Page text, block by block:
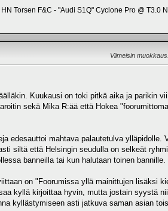
Torsen F&C - "Audi S1Q" Cyclone Pro @ T3.0
Viimeisin muokkaus
Kuukausi on toki pitkä aika ja parikin
sekä Mika R:ää että Hokea
edesauttoi mahtava palautetulva ylläpidolle.
siltä että Helsingin seudulla on selkeät
banneilla tai kun halutaan toinen bannille.
on "Foorumissa yllä mainittujen lisäksi
kyllä kirjoittaa hyvin, mutta jostain syystä
kyllästymiseen asti jatkuva saman asian